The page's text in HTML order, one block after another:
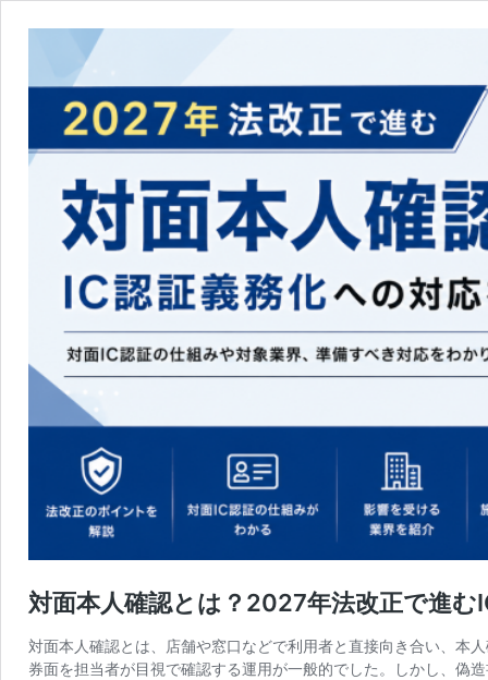
対面本人確認とは？2027年法改正で進む
対面本人確認とは、店舗や窓口などで利用者と直接向き合い、本
券面を担当者が目視で確認する運用が一般的でした。しかし、偽